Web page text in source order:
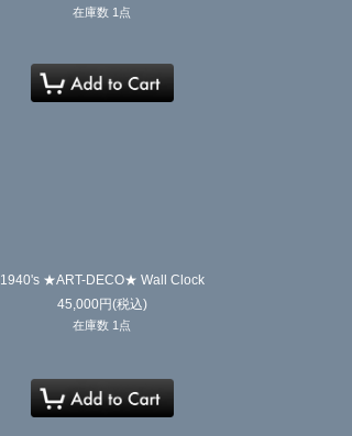
在庫数 1点
1940's ★ART-DECO★ Wall Clock
45,000円(税込)
在庫数 1点